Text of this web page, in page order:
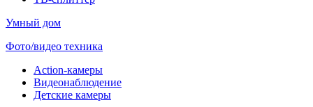
Умный дом
Фото/видео техника
Action-камеры
Видеонаблюдение
Детские камеры